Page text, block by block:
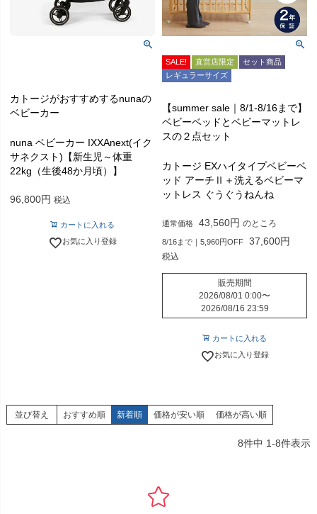
カトージがおすすめするnunaの
ベビーカー
nuna ベビーカー IXXAnext(イク
サネクスト)【新生児～体重
22kg（生後48か月頃）】
96,800 税込
カートに入れる
お気に入り登録
SALE! 直営店限定
セット商品
レギュラーサイズ
【summer sale｜8/1-8/16まで】
ベビーベッドとベビーマットレ
スの２点セット
カトージ EXハイタイプベビーベ
ッド アーチⅡ＋洗えるベビーマ
ットレス ぐうぐうねんね
通常価格 43,560 のところ
8/16まで｜5,960円OFF 37,600
税込
販売期間
2026/08/01 0:00〜
2026/08/16 23:59
カートに入れる
お気に入り登録
並び替え おすすめ順 新着順 価格が安い順 価格が高い順
8件中 1-8件表示